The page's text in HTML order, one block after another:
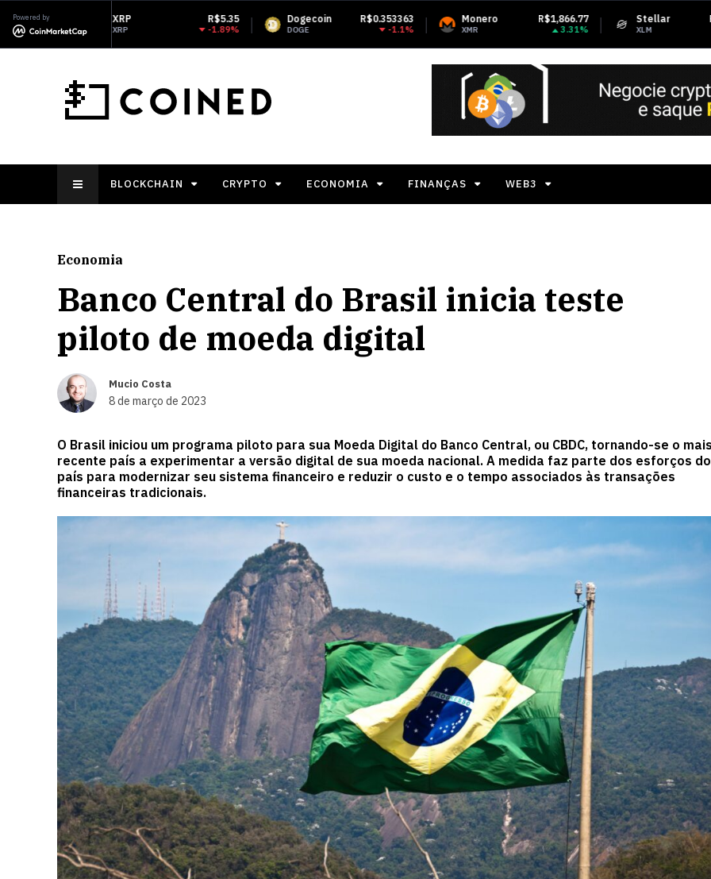
Powered by
XRP R$5.35
XRP -1.89%
Dogecoin R$0.353363
DOGE -1.1%
Monero R$1,866.77
XMR 3.31%
Stellar R$0.819347
XLM -3.9%
BLOCKCHAIN CRYPTO ECONOMIA FINANÇAS WEB3
Economia
Banco Central do Brasil inicia teste
piloto de moeda digital
Mucio Costa
8 de março de 2023
O Brasil iniciou um programa piloto para sua Moeda Digital do Banco Central, ou CBDC, tornando-se o
recente país a experimentar a versão digital de sua moeda nacional. A medida faz parte dos esforços do
país para modernizar seu sistema financeiro e reduzir o custo e o tempo associados às transações
financeiras tradicionais.